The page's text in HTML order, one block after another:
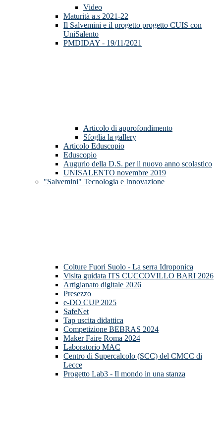
Video
Maturità a.s 2021-22
Il Salvemini e il progetto progetto CUIS con
UniSalento
PMDIDAY - 19/11/2021
Articolo di approfondimento
Sfoglia la gallery
Articolo Eduscopio
Eduscopio
Augurio della D.S. per il nuovo anno scolastico
UNISALENTO novembre 2019
"Salvemini" Tecnologia e Innovazione
Colture Fuori Suolo - La serra Idroponica
Visita guidata ITS CUCCOVILLO BARI 2026
Artigianato digitale 2026
Presezzo
e-DO CUP 2025
SafeNet
Tap uscita didattica
Competizione BEBRAS 2024
Maker Faire Roma 2024
Laboratorio MAC
Centro di Supercalcolo (SCC) del CMCC di
Lecce
Progetto Lab3 - Il mondo in una stanza